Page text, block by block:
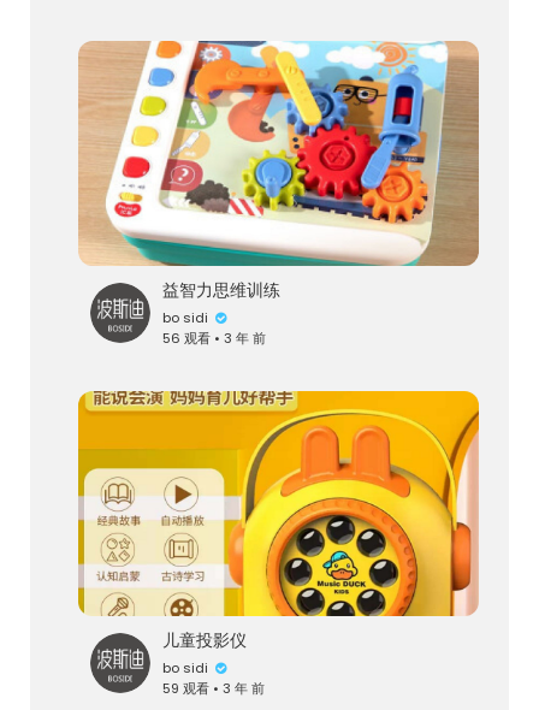
益智力思维训练
bo sidi
56 观看 • 3 年 前
儿童投影仪
bo sidi
59 观看 • 3 年 前